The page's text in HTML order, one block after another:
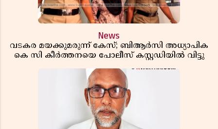
News
വടകര മയക്കുമരുന്ന് കേസ്; ബിആർസി അധ്യാപിക
കെ സി കീർത്തനയെ പോലീസ് കസ്റ്റഡിയിൽ വിട്ടു